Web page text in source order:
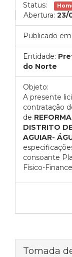
Status:
Abertura: 23/
Publicado em:
Entidade:
do Norte
Objeto:
A presente
contratação
de
DISTRITO
AGUIAR-
consoante
Físico-
Tomada